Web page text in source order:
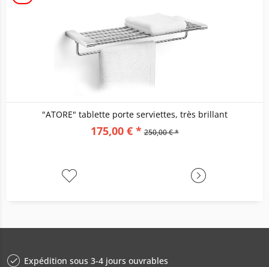
"ATORE" tablette porte serviettes, très brillant
175,00 € * 250,00 € *
Expédition sous 3-4 jours ouvrables